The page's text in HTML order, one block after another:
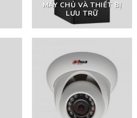
MÁY CHỦ VÀ THIẾT BỊ
LƯU TRỮ